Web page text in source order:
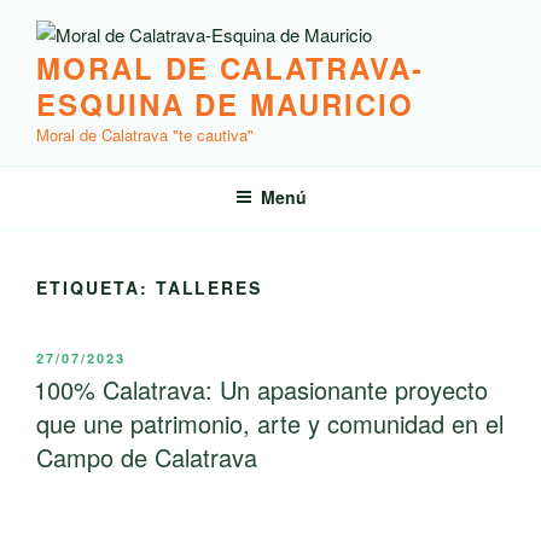
contenidoMORAL DE CALATRAVA-
ESQUINA DE MAURICIO
Moral de Calatrava "te cautiva"
Menú
ETIQUETA: TALLERES
PUBLICADO
EL
27/07/2023
100% Calatrava: Un apasionante proyecto
que une patrimonio, arte y comunidad en el
Campo de Calatrava